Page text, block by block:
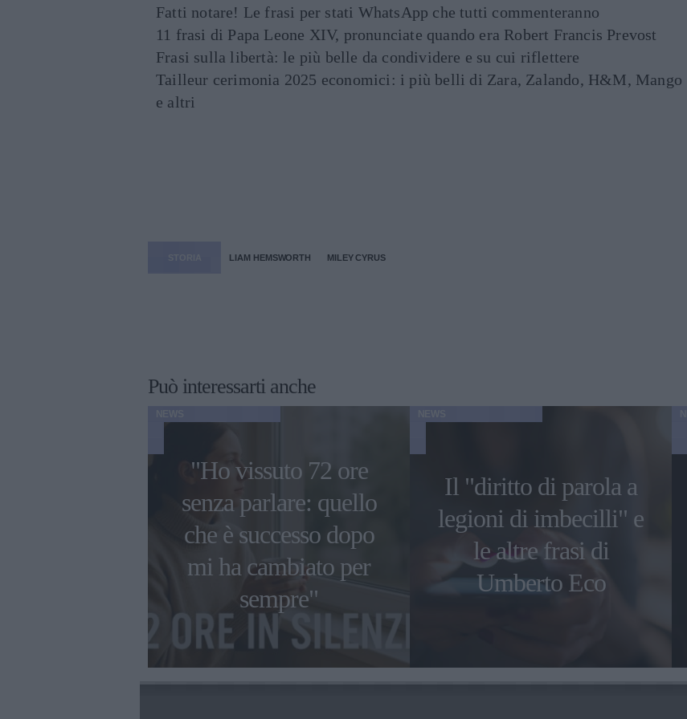
Fatti notare! Le frasi per stati WhatsApp che tutti commenteranno
11 frasi di Papa Leone XIV, pronunciate quando era Robert Francis Prevost
Frasi sulla libertà: le più belle da condividere e su cui riflettere
Tailleur cerimonia 2025 economici: i più belli di Zara, Zalando, H&M, Mango
e altri
LIAM HEMSWORTH MILEY CYRUS
Può interessarti anche
"Ho vissuto 72 ore
senza parlare: quello
che è successo dopo
mi ha cambiato per
sempre"
Il "diritto di parola a
legioni di imbecilli" e
le altre frasi di
Umberto Eco